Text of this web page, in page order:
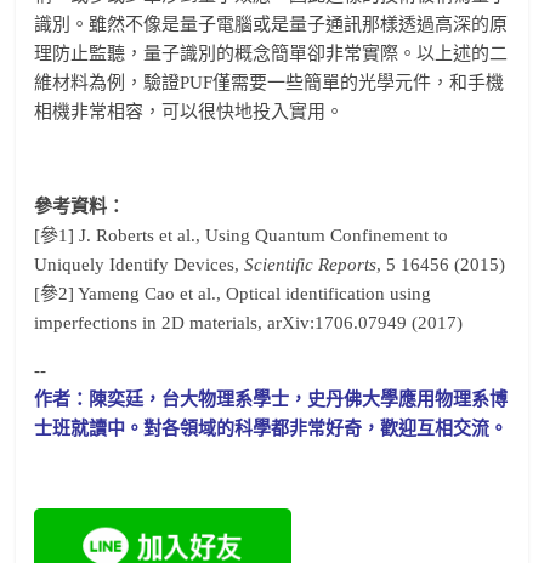
識別。雖然不像是量子電腦或是量子通訊那樣透過高深的原
理防止監聽，量子識別的概念簡單卻非常實際。以上述的二
維材料為例，驗證PUF僅需要一些簡單的光學元件，和手機
相機非常相容，可以很快地投入實用。
參考資料：
[參1] J. Roberts et al., Using Quantum Confinement to
Uniquely Identify Devices,Scientific Reports, 5 16456 (2015)
[參2] Yameng Cao et al., Optical identification using
imperfections in 2D materials, arXiv:1706.07949 (2017)
--
作者：陳奕廷，台大物理系學士，史丹佛大學應用物理系博
士班就讀中。對各領域的科學都非常好奇，歡迎互相交流。